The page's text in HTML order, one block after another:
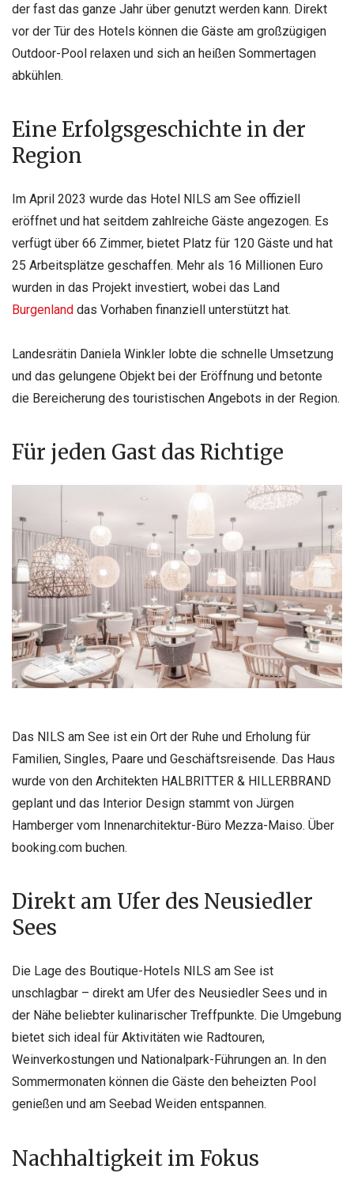
der fast das ganze Jahr über genutzt werden kann. Direkt
vor der Tür des Hotels können die Gäste am großzügigen
Outdoor-Pool relaxen und sich an heißen Sommertagen
abkühlen.
Eine Erfolgsgeschichte in der
Region
Im April 2023 wurde das Hotel NILS am See offiziell
eröffnet und hat seitdem zahlreiche Gäste angezogen. Es
verfügt über 66 Zimmer, bietet Platz für 120 Gäste und hat
25 Arbeitsplätze geschaffen. Mehr als 16 Millionen Euro
wurden in das Projekt investiert, wobei das Land
Burgenland das Vorhaben finanziell unterstützt hat.
Landesrätin Daniela Winkler lobte die schnelle Umsetzung
und das gelungene Objekt bei der Eröffnung und betonte
die Bereicherung des touristischen Angebots in der Region.
Für jeden Gast das Richtige
Das NILS am See ist ein Ort der Ruhe und Erholung für
Familien, Singles, Paare und Geschäftsreisende. Das Haus
wurde von den Architekten HALBRITTER & HILLERBRAND
geplant und das Interior Design stammt von Jürgen
Hamberger vom Innenarchitektur-Büro Mezza-Maiso. Über
booking.com buchen.
Direkt am Ufer des Neusiedler
Sees
Die Lage des Boutique-Hotels NILS am See ist
unschlagbar – direkt am Ufer des Neusiedler Sees und in
der Nähe beliebter kulinarischer Treffpunkte. Die Umgebung
bietet sich ideal für Aktivitäten wie Radtouren,
Weinverkostungen und Nationalpark-Führungen an. In den
Sommermonaten können die Gäste den beheizten Pool
genießen und am Seebad Weiden entspannen.
Nachhaltigkeit im Fokus